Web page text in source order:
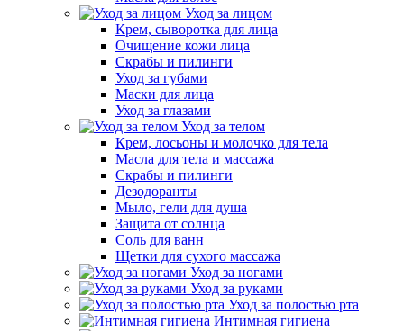
Уход за лицом
Крем, сыворотка для лица
Очищение кожи лица
Скрабы и пилинги
Уход за губами
Маски для лица
Уход за глазами
Уход за телом
Крем, лосьоны и молочко для тела
Масла для тела и массажа
Скрабы и пилинги
Дезодоранты
Мыло, гели для душа
Защита от солнца
Соль для ванн
Щетки для сухого массажа
Уход за ногами
Уход за руками
Уход за полостью рта
Интимная гигиена